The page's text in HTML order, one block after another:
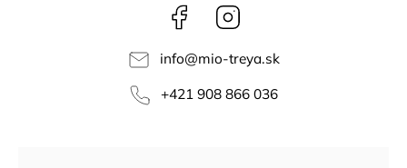
Facebook
info@mio-treya.sk
+421 908 866 036